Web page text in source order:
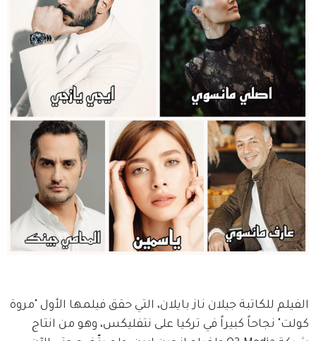
الفيلم للكاتبة جيلان ناز بايلان، التي حقق فيلمها الأول "مروة
كولت" نجاحاً كبيراً في تركيا على نتفليكس، وهو من انتاج